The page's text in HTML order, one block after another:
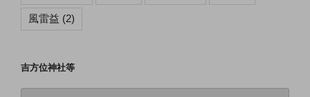
風雷益 (2)
吉方位神社等